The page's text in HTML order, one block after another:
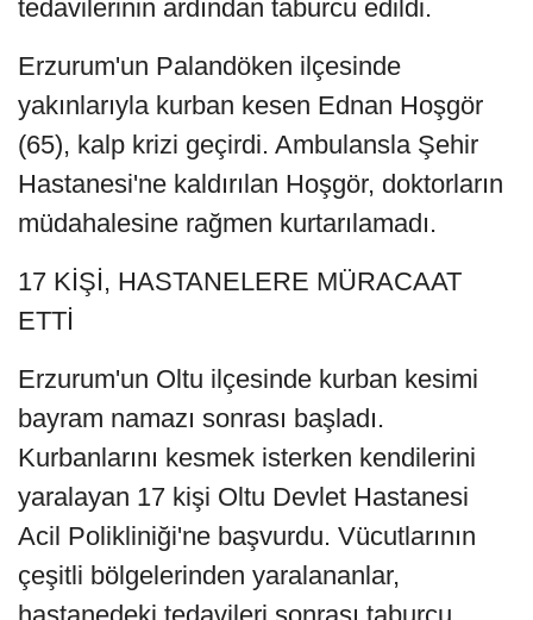
tedavilerinin ardından taburcu edildi.
Erzurum'un Palandöken ilçesinde
yakınlarıyla kurban kesen Ednan Hoşgör
(65), kalp krizi geçirdi. Ambulansla Şehir
Hastanesi'ne kaldırılan Hoşgör, doktorların
müdahalesine rağmen kurtarılamadı.
17 KİŞİ, HASTANELERE MÜRACAAT
ETTİ
Erzurum'un Oltu ilçesinde kurban kesimi
bayram namazı sonrası başladı.
Kurbanlarını kesmek isterken kendilerini
yaralayan 17 kişi Oltu Devlet Hastanesi
Acil Polikliniği'ne başvurdu. Vücutlarının
çeşitli bölgelerinden yaralananlar,